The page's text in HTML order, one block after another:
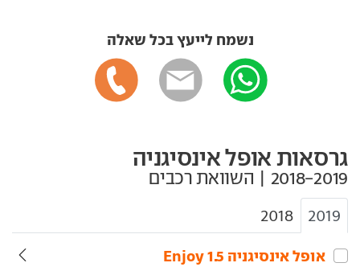
נשמח לייעץ בכל שאלה
גרסאות אופל אינסיגניה
2019
2018
אופל‏ אינסיגניה‏ 1.5 Enjoy